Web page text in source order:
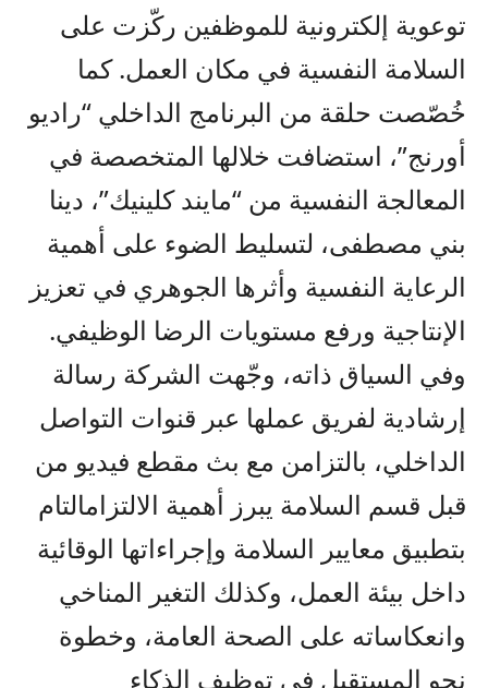
توعوية إلكترونية للموظفين ركّزت على
السلامة النفسية في مكان العمل. كما
خُصّصت حلقة من البرنامج الداخلي “راديو
أورنج”، استضافت خلالها المتخصصة في
المعالجة النفسية من “مايند كلينيك”، دينا
بني مصطفى، لتسليط الضوء على أهمية
الرعاية النفسية وأثرها الجوهري في تعزيز
الإنتاجية ورفع مستويات الرضا الوظيفي.
وفي السياق ذاته، وجهت الشركة رسالة
إرشادية لفريق عملها عبر قنوات التواصل
الداخلي، بالتزامن مع بث مقطع فيديو من
قبل قسم السلامة يبرز أهمية الالتزامالتام
بتطبيق معايير السلامة وإجراءاتها الوقائية
داخل بيئة العمل، وكذلك التغير المناخي
وانعكاساته على الصحة العامة، وخطوة
نحو المستقبل في توظيف الذكاء